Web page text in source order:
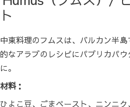
ト
中東料理のフムスは、バルカン半
的なアラブのレシピにパプリカパ
に。
材料：
ひよこ豆、ごまペースト、ニンニ